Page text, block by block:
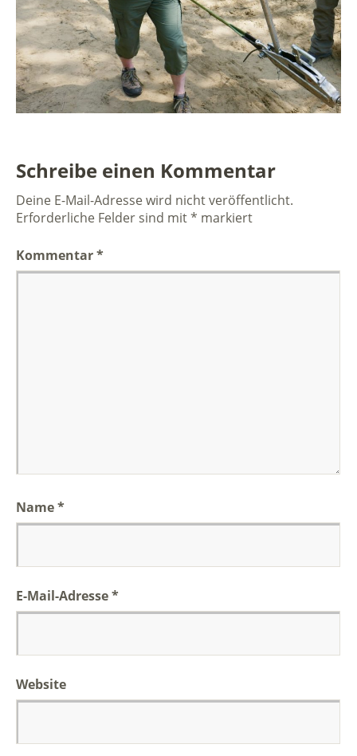
Schreibe einen Kommentar
Deine E-Mail-Adresse wird nicht veröffentlicht.
Erforderliche Felder sind mit* markiert
Kommentar*
Name*
E-Mail-Adresse*
Website